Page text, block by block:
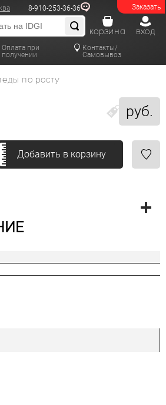
Заказать
8-910-253-36-36
Оплата при
получении
Контакты/
Самовывоз
вход
корзина
руб.
по росту
Добавить в корзину